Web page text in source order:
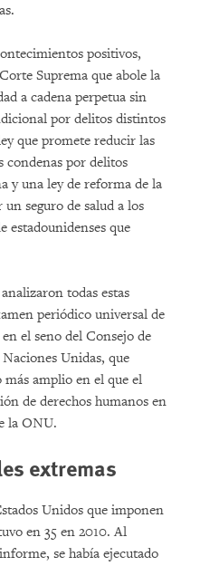
positivos,
Suprema que abole la
a cadena perpetua sin
por delitos distintos
que promete reducir las
condenas por delitos
y una ley de reforma de la
seguro de salud a los
estadounidenses que
todas estas
periódico universal de
el seno del Consejo de
Unidas, que
amplio en el que el
de derechos humanos en
la ONU.
extremas
Unidos que imponen
en 35 en 2010. Al
se había ejecutado